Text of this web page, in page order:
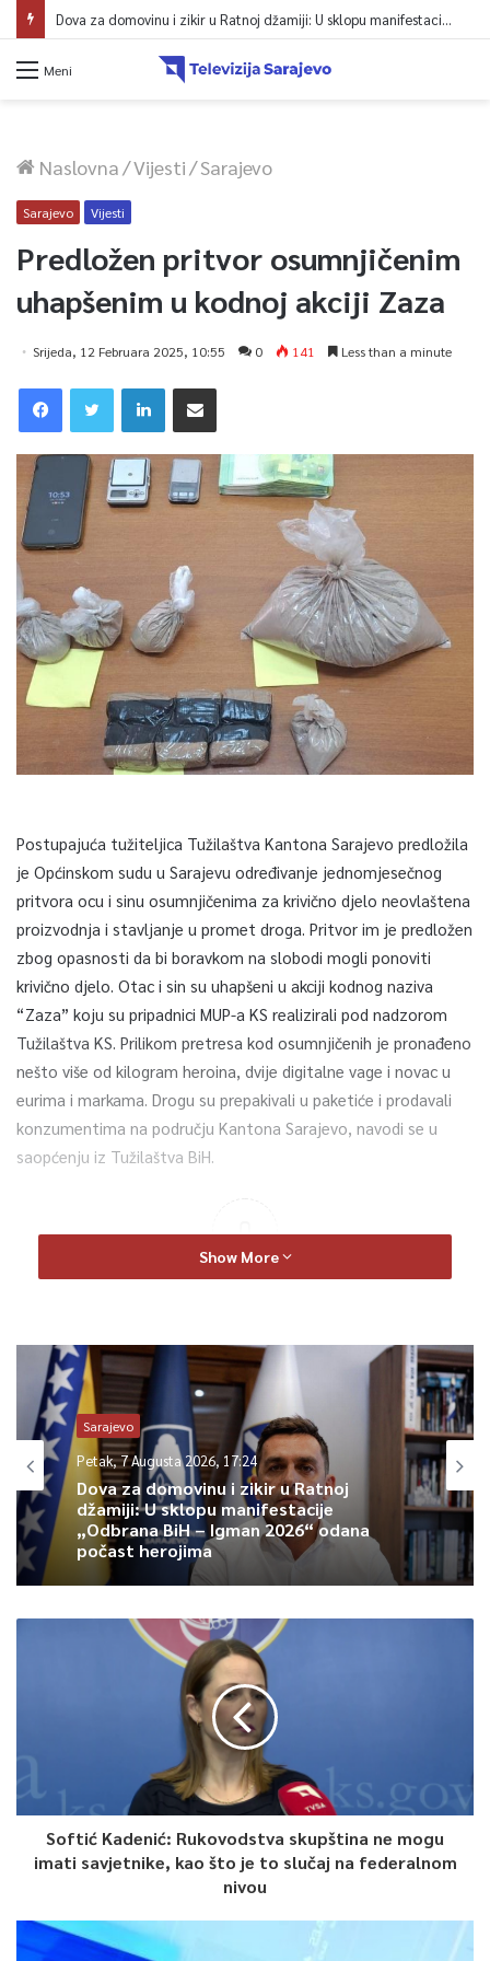
Dova za domovinu i zikir u Ratnoj džamiji: U sklopu manifestacije „Odbrana BiH – Igman 2026“ odana počast herojima
Meni
Naslovna/Vijesti/Sarajevo
Sarajevo Vijesti
Predložen pritvor osumnjičenim
uhapšenim u kodnoj akciji Zaza
Srijeda, 12 Februara 2025, 10:55 0 141 Less than a minute
Postupajuća tužiteljica Tužilaštva Kantona Sarajevo predložila
je Općinskom sudu u Sarajevu određivanje jednomjesečnog
pritvora ocu i sinu osumnjičenima za krivično djelo neovlaštena
proizvodnja i stavljanje u promet droga. Pritvor im je predložen
zbog opasnosti da bi boravkom na slobodi mogli ponoviti
krivično djelo. Otac i sin su uhapšeni u akciji kodnog naziva
“Zaza” koju su pripadnici MUP-a KS realizirali pod nadzorom
Tužilaštva KS. Prilikom pretresa kod osumnjičenih je pronađeno
nešto više od kilogram heroina, dvije digitalne vage i novac u
eurima i markama. Drogu su prepakivali u paketiće i prodavali
konzumentima na području Kantona Sarajevo, navodi se u
saopćenju iz Tužilaštva BiH.
0
Article Rating
Show More
Sarajevo
Petak, 7 Augusta 2026, 17:24
Dova za domovinu i zikir u Ratnoj
džamiji: U sklopu manifestacije
„Odbrana BiH – Igman 2026“ odana
počast herojima
Softić Kadenić: Rukovodstva skupština ne mogu
imati savjetnike, kao što je to slučaj na federalnom
nivou